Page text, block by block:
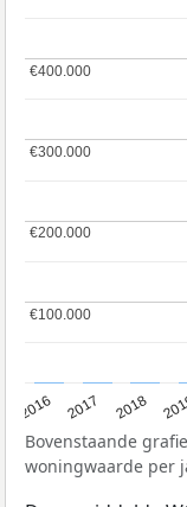
2016 2017 2018
€100.000
€100.000
€200.000
€200.000
€300.000
€300.000
€400.000
€400.000
Bovenstaande
woningwaarde per